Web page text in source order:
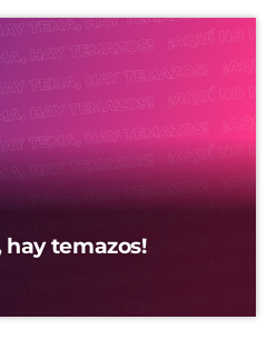
hay temazos!